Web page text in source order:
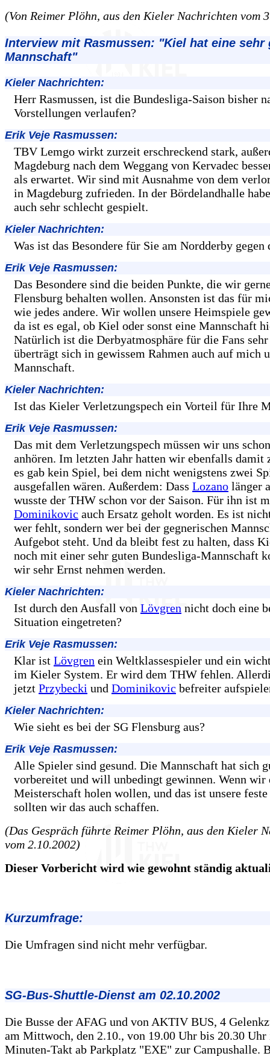
(Von Reimer Plöhn, aus den Kieler Nachrichten vom
Interview mit Rasmussen: "Kiel hat eine sehr
Mannschaft"
Kieler Nachrichten:
Herr Rasmussen, ist die Bundesliga-Saison bisher
Vorstellungen verlaufen?
Erik Veje Rasmussen:
TBV Lemgo wirkt zurzeit erschreckend stark,
Magdeburg nach dem Weggang von Kervadec
als erwartet. Wir sind mit Ausnahme von dem
in Magdeburg zufrieden. In der Bördelandhalle
auch sehr schlecht gespielt.
Kieler Nachrichten:
Was ist das Besondere für Sie am Nordderby gegen
Erik Veje Rasmussen:
Das Besondere sind die beiden Punkte, die wir
Flensburg behalten wollen. Ansonsten ist das für
wie jedes andere. Wir wollen unsere Heimspiele
da ist es egal, ob Kiel oder sonst eine Mannschaft
Natürlich ist die Derbyatmosphäre für die Fans
überträgt sich in gewissem Rahmen auch auf mich
Mannschaft.
Kieler Nachrichten:
Ist das Kieler Verletzungspech ein Vorteil für Ihre
Erik Veje Rasmussen:
Das mit dem Verletzungspech müssen wir uns
anhören. Im letzten Jahr hatten wir ebenfalls damit
es gab kein Spiel, bei dem nicht wenigstens zwei
ausgefallen wären. Außerdem: Dass Lozano länger
wusste der THW schon vor der Saison. Für ihn ist
Dominikovic auch Ersatz geholt worden. Es ist
wer fehlt, sondern wer bei der gegnerischen
Aufgebot steht. Und da bleibt fest zu halten, dass
noch mit einer sehr guten Bundesliga-Mannschaft
wir sehr Ernst nehmen werden.
Kieler Nachrichten:
Ist durch den Ausfall von Lövgren nicht doch eine
Situation eingetreten?
Erik Veje Rasmussen:
Klar ist Lövgren ein Weltklassespieler und ein
im Kieler System. Er wird dem THW fehlen.
jetzt Przybecki und Dominikovic befreiter
Kieler Nachrichten:
Wie sieht es bei der SG Flensburg aus?
Erik Veje Rasmussen:
Alle Spieler sind gesund. Die Mannschaft hat sich
vorbereitet und will unbedingt gewinnen. Wenn wir
Meisterschaft holen wollen, und das ist unsere
sollten wir das auch schaffen.
(Das Gespräch führte Reimer Plöhn, aus den Kieler
vom 2.10.2002)
Dieser Vorbericht wird wie gewohnt ständig
Kurzumfrage:
Die Umfragen sind nicht mehr verfügbar.
SG-Bus-Shuttle-Dienst am 02.10.2002
Die Busse der AFAG und von AKTIV BUS, 4
am Mittwoch, den 2.10., von 19.00 Uhr bis 20.30 Uhr
Minuten-Takt ab Parkplatz "EXE" zur Campushalle.